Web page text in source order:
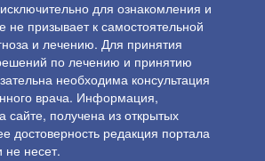
для ознакомления и
не призывает к самостоятельной
и лечению. Для принятия
по лечению и принятию
необходима консультация
врача. Информация,
получена из открытых
достоверность редакция портала
не несет.